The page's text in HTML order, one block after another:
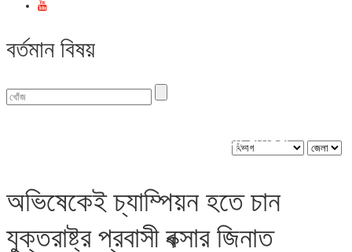
বর্তমান বিষয়
বিভাগ : খেলাধুলা ও বিনোদন
অভিষেকেই চ্যাম্পিয়ন হতে চান
যুক্তরাষ্ট্র প্রবাসী বক্সার জিনাত